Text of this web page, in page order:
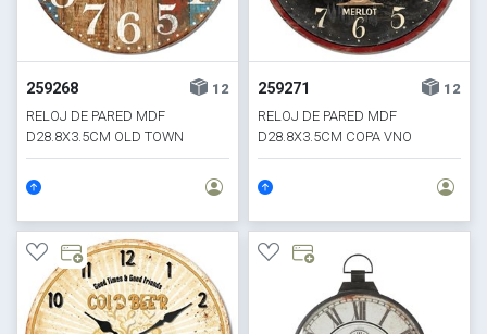
259268
12
RELOJ DE PARED MDF
D28.8X3.5CM OLD TOWN
259271
12
RELOJ DE PARED MDF
D28.8X3.5CM COPA VNO
MERLOT